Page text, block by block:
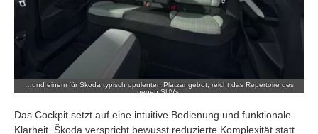
…und einem für Skoda typisch opulenten Platzangebot, reicht das Repertoire des
neuen SUVs.
Das Cockpit setzt auf eine intuitive Bedienung und funktionale
Klarheit. Škoda verspricht bewusst reduzierte Komplexität statt